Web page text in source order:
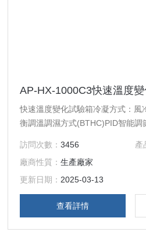
AP-HX-1000C3快速溫度
快速溫度變化試驗箱冷凝方式：風
衡調溫調濕方式(BTHC)PID智能調
20%-98%R.H；溫濕箱內均勻度
±4.0%RH；溫濕度控制精度：
精度：±0.01%℃;±1%R.H；升溫速
率：平均1°C/min；內體材料：
訪問次數：3456 產
廠商性質：生產廠家
更新日期： 2025-03-13
查看詳情